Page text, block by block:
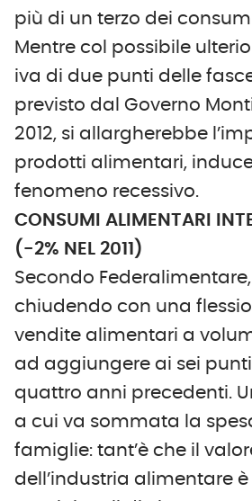
più di un terzo dei
Mentre col possibile
iva di due punti delle fasce
previsto dal Governo
2012, si allargherebbe
prodotti alimentari,
fenomeno recessivo.
CONSUMI ALIMENTARI
(-2% NEL 2011)
Secondo Federalimentare,
chiudendo con una
vendite alimentari a
ad aggiungere ai sei
quattro anni precedenti.
a cui va sommata la
famiglie: tant’è che il
dell’industria alimentare è